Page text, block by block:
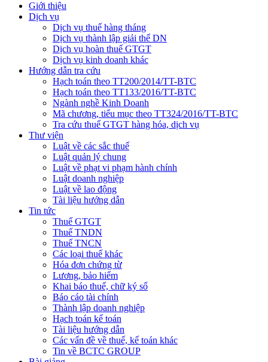
Giới thiệu
Dịch vụ
Dịch vụ thuế hàng tháng
Dịch vụ thành lập giải thể DN
Dịch vụ hoàn thuế GTGT
Dịch vụ kinh doanh khác
Hướng dẫn tra cứu
Hạch toán theo TT200/2014/TT-BTC
Hạch toán theo TT133/2016/TT-BTC
Ngành nghề Kinh Doanh
Mã chương, tiểu mục theo TT324/2016/TT-BTC
Tra cứu thuế GTGT hàng hóa, dịch vụ
Thư viện
Luật về các sắc thuế
Luật quản lý chung
Luật về phạt vi phạm hành chính
Luật doanh nghiệp
Luật về lao động
Tài liệu hướng dẫn
Tin tức
Thuế GTGT
Thuế TNDN
Thuế TNCN
Các loại thuế khác
Hóa đơn chứng từ
Lương, bảo hiểm
Khai báo thuế, chữ ký số
Báo cáo tài chính
Thành lập doanh nghiệp
Hạch toán kế toán
Tài liệu hướng dẫn
Các vấn đề về thuế, kế toán khác
Tin về BCTC GROUP